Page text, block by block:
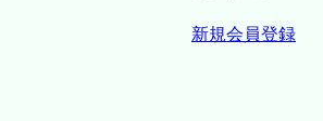
新規会員登録